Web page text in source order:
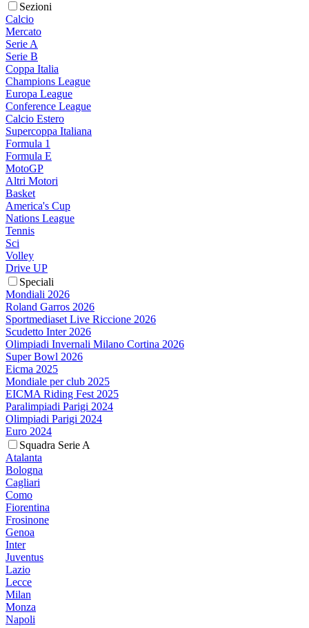
Sezioni
Calcio
Mercato
Serie A
Serie B
Coppa Italia
Champions League
Europa League
Conference League
Calcio Estero
Supercoppa Italiana
Formula 1
Formula E
MotoGP
Altri Motori
Basket
America's Cup
Nations League
Tennis
Sci
Volley
Drive UP
Speciali
Mondiali 2026
Roland Garros 2026
Sportmediaset Live Riccione 2026
Scudetto Inter 2026
Olimpiadi Invernali Milano Cortina 2026
Super Bowl 2026
Eicma 2025
Mondiale per club 2025
EICMA Riding Fest 2025
Paralimpiadi Parigi 2024
Olimpiadi Parigi 2024
Euro 2024
Squadra Serie A
Atalanta
Bologna
Cagliari
Como
Fiorentina
Frosinone
Genoa
Inter
Juventus
Lazio
Lecce
Milan
Monza
Napoli